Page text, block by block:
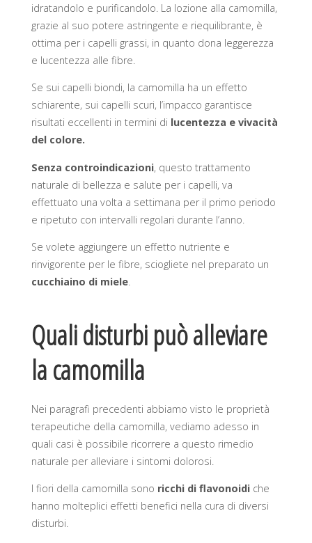
idratandolo e purificandolo. La lozione alla camomilla,
grazie al suo potere astringente e riequilibrante, è
ottima per i capelli grassi, in quanto dona leggerezza
e lucentezza alle fibre.
Se sui capelli biondi, la camomilla ha un effetto
schiarente, sui capelli scuri, l’impacco garantisce
risultati eccellenti in termini di lucentezza e vivacità
del colore.
Senza controindicazioni, questo trattamento
naturale di bellezza e salute per i capelli, va
effettuato una volta a settimana per il primo periodo
e ripetuto con intervalli regolari durante l’anno.
Se volete aggiungere un effetto nutriente e
rinvigorente per le fibre, sciogliete nel preparato un
cucchiaino di miele.
Quali disturbi può alleviare
la camomilla
Nei paragrafi precedenti abbiamo visto le proprietà
terapeutiche della camomilla, vediamo adesso in
quali casi è possibile ricorrere a questo rimedio
naturale per alleviare i sintomi dolorosi.
I fiori della camomilla sono ricchi di flavonoidiche
hanno molteplici effetti benefici nella cura di diversi
disturbi.